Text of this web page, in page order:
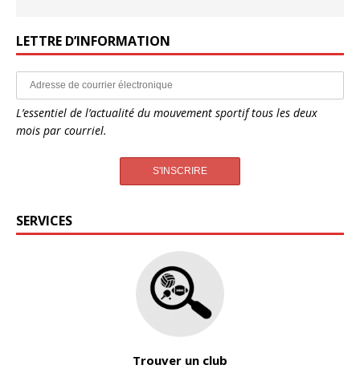
LETTRE D’INFORMATION
L’essentiel de l’actualité du mouvement sportif tous les deux
mois par courriel.
SERVICES
Trouver un club